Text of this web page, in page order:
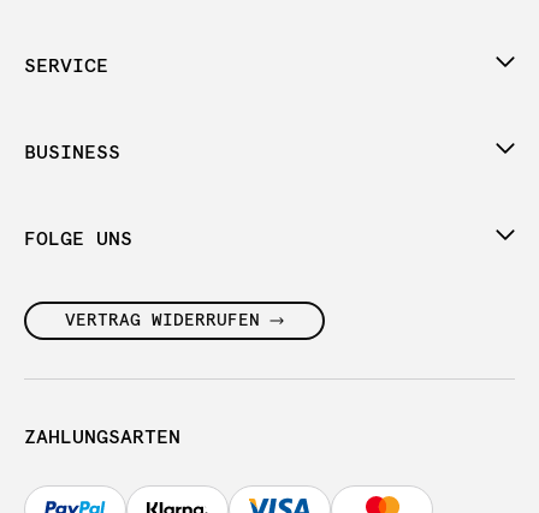
SERVICE
BUSINESS
FOLGE UNS
VERTRAG WIDERRUFEN
ZAHLUNGSARTEN